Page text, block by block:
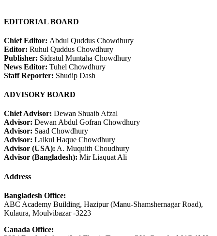
EDITORIAL BOARD
Chief Editor: Abdul Quddus Chowdhury
Editor: Ruhul Quddus Chowdhury
Publisher: Sidratul Muntaha Chowdhury
News Editor: Tuhel Chowdhury
Staff Reporter: Shudip Dash
ADVISORY BOARD
Chief Advisor: Dewan Shuaib Afzal
Advisor: Dewan Abdul Gofran Chowdhury
Advisor: Saad Chowdhury
Advisor: Laikul Haque Chowdhury
Advisor (USA): A. Muquith Choudhury
Advisor (Bangladesh): Mir Liaquat Ali
Address
Bangladesh Office:
ABC Academy Building, Hazipur (Manu-Shamshernagar Road),
Kulaura, Moulvibazar -3223
Canada Office: